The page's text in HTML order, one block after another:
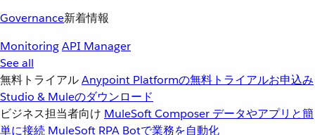
Governance新着情報
MonitoringAPI Manager
See all
無料トライアルAnypoint Platformの無料トライアルお申込み
Studio & Muleのダウンロード
ビジネス担当者向け MuleSoft Composer データやアプリと簡
単に接続 MuleSoft RPA Botで業務を自動化